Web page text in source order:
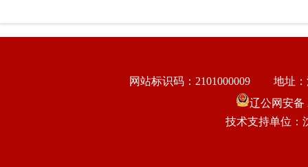
网站标识码：2101000009
地址
辽公网安备
技术支持单位：